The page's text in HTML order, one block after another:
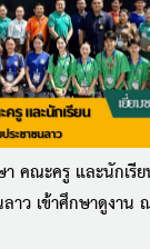
คณะครู และนักเรี
าว เข้าศึกษาดูงาน